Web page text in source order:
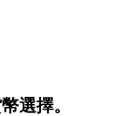
選擇。